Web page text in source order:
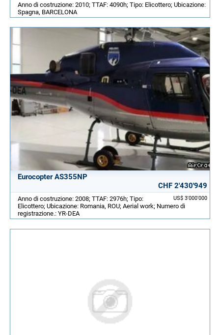
Anno di costruzione: 2010; TTAF: 4090h; Tipo: Elicottero; Ubicazione:
Spagna, BARCELONA
Eurocopter AS355NP
CHF 2'430'949
US$ 3'000'000
Anno di costruzione: 2008; TTAF: 2976h; Tipo:
Elicottero; Ubicazione: Romania, ROU; Aerial work; Numero di
registrazione.: YR-DEA